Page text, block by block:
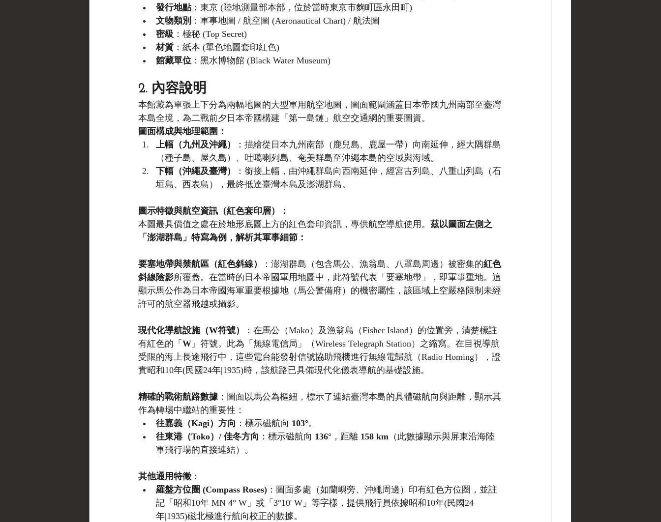
發行地點：東京 (陸地測量部本部，位於當時東京市麴町區永田町)
文物類別 ：軍事地圖 / 航空圖 (Aeronautical Chart) / 航法圖
密級 ：極秘 (Top Secret)
材質 ：紙本 (單色地圖套印紅色)
館藏單位 ：黑水博物館 (Black Water Museum)
2. 內容說明
本館藏為單張上下分為兩幅地圖的大型軍用航空地圖，圖面範圍涵蓋日本帝國九州南部至臺灣
本島全境，為二戰前夕日本帝國構建「第一島鏈」航空交通網的重要圖資。
圖面構成與地理範圍：
上幅（九州及沖繩）
：描繪從日本九州南部（鹿兒島、鹿屋一帶）向南延伸，經大隅群島
（種子島、屋久島）、吐噶喇列島、奄美群島至沖繩本島的空域與海域。
下幅（沖繩及臺灣）
：銜接上幅，由沖繩群島向西南延伸，經宮古列島、八重山列島（石
垣島、西表島），最終抵達臺灣本島及澎湖群島。
圖示特徵與航空資訊（紅色套印層）：
本圖最具價值之處在於地形底圖上方的紅色套印資訊，專供航空導航使用。 茲以圖面左側之
「澎湖群島」特寫為例，解析其軍事細節：
要塞地帶與禁航區（紅色斜線） ：澎湖群島（包含馬公、漁翁島、八罩島周邊）被密集的紅色
斜線陰影所覆蓋。在當時的日本帝國軍用地圖中，此符號代表「要塞地帶」，即軍事重地。這
顯示馬公作為日本帝國海軍重要根據地（馬公警備府）的機密屬性，該區域上空嚴格限制未經
許可的航空器飛越或攝影。
現代化導航設施（W符號）
：在馬公（Mako）及漁翁島（Fisher Island）的位置旁，清楚標註
有紅色的「 W 」符號。此為「無線電信局」（Wireless Telegraph Station）之縮寫。在目視導航
受限的海上長途飛行中，這些電台能發射信號協助飛機進行無線電歸航（Radio Homing），證
實昭和10年(民國24年|1935)時，該航路已具備現代化儀表導航的基礎設施。
精確的戰術航路數據：圖面以馬公為樞紐，標示了連結臺灣本島的具體磁航向與距離，顯示其
作為轉場中繼站的重要性：
往嘉義（Kagi）方向 ：標示磁航向 103°。
往東港（Toko）/ 佳冬方向 ：標示磁航向 136° ，距離 158 km （此數據顯示與屏東沿海陸
軍飛行場的直接連結）。
其他通用特徵 ：
羅盤方位圈 (Compass Roses) ：圖面多處（如蘭嶼旁、沖繩周邊）印有紅色方位圈，並註
記「昭和10年 MN 4° W」或「3°10' W」等字樣，提供飛行員依據昭和10年(民國24
年|1935)磁北極進行航向校正的數據。